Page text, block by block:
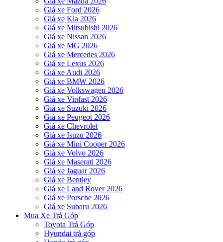
Giá xe Ford 2026
Giá xe Kia 2026
Giá xe Mitsubishi 2026
Giá xe Nissan 2026
Giá xe MG 2026
Giá xe Mercedes 2026
Giá xe Lexus 2026
Giá xe Audi 2026
Giá xe BMW 2026
Giá xe Volkswagen 2026
Giá xe Vinfast 2026
Giá xe Suzuki 2026
Giá xe Peugeot 2026
Giá xe Chevrolet
Giá xe Isuzu 2026
Giá xe Mini Cooper 2026
Giá xe Volvo 2026
Giá xe Maserati 2026
Giá xe Jaguar 2026
Giá xe Bentley
Giá xe Land Rover 2026
Giá xe Porsche 2026
Giá xe Subaru 2026
Mua Xe Trả Góp
Toyota Trả Góp
Hyundai trả góp